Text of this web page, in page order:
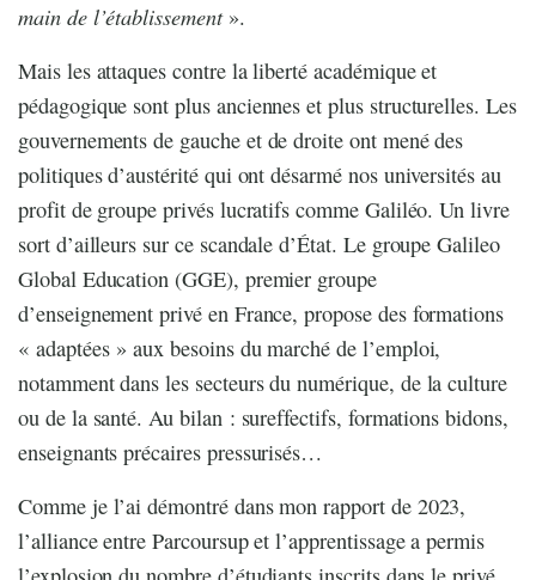
main de l’établissement».
Mais les attaques contre la liberté académique et
pédagogique sont plus anciennes et plus structurelles. Les
gouvernements de gauche et de droite ont mené des
politiques d’austérité qui ont désarmé nos universités au
profit de groupe privés lucratifs comme Galiléo. Un livre
sort d’ailleurs sur ce scandale d’État. Le groupe Galileo
Global Education (GGE), premier groupe
d’enseignement privé en France, propose des formations
« adaptées » aux besoins du marché de l’emploi,
notamment dans les secteurs du numérique, de la culture
ou de la santé. Au bilan : sureffectifs, formations bidons,
enseignants précaires pressurisés…
Comme je l’ai démontré dans mon rapport de 2023,
l’alliance entre Parcoursup et l’apprentissage a permis